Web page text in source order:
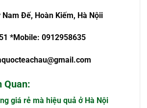
Nam Đế, Hoàn Kiếm, Hà Nộii
*Mobile: 0912958635
Quan:
giá rẻ mà hiệu quả ở Hà Nội